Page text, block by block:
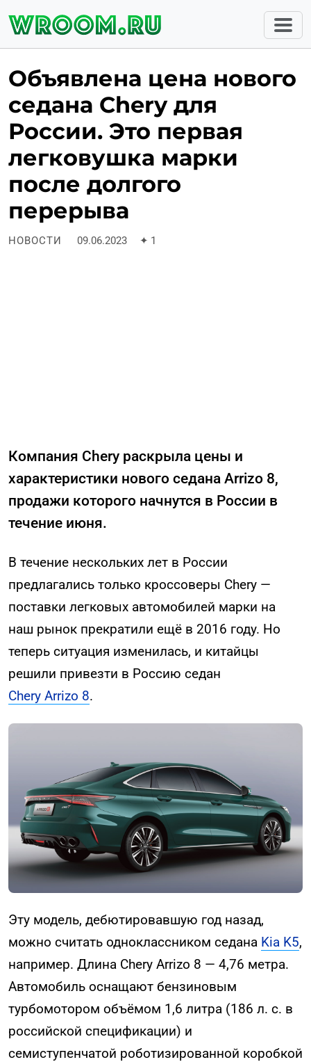
Объявлена цена нового
седана Chery для
России. Это первая
легковушка марки
после долгого
перерыва
НОВОСТИ 09.06.2023 ✦ 1
Компания Chery раскрыла цены и
характеристики нового седана Arrizo 8,
продажи которого начнутся в России в
течение июня.
В течение нескольких лет в России
предлагались только кроссоверы Chery —
поставки легковых автомобилей марки на
наш рынок прекратили ещё в 2016 году. Но
теперь ситуация изменилась, и китайцы
решили привезти в Россию седан
Chery Arrizo 8.
Эту модель, дебютировавшую год назад,
можно считать одноклассником седана Kia K5,
например. Длина Chery Arrizo 8 — 4,76 метра.
Автомобиль оснащают бензиновым
турбомотором объёмом 1,6 литра (186 л. с. в
российской спецификации) и
семиступенчатой роботизированной коробкой